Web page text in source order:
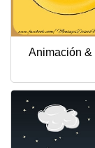
Animación &